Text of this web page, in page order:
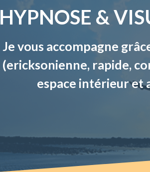
HYPNOSE &
Je vous accompagne
(ericksonienne, rapide,
espace intérieur et